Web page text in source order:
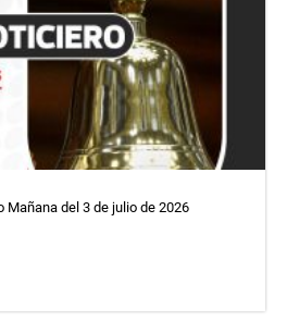
Mañana del 3 de julio de 2026